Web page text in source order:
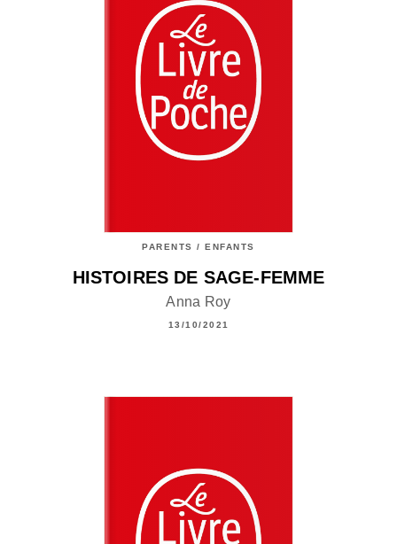
PARENTS / ENFANTS
HISTOIRES DE SAGE-FEMME
Anna Roy
13/10/2021